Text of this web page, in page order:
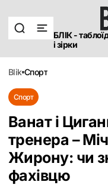
БЛІК -
і зірки
blik спорт
Спорт
Ванат і
тренера –
Жирону: чи
фахівцю